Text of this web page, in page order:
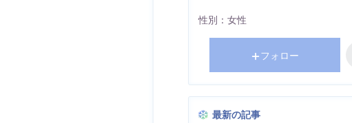
性別： 女性
フォロー
最新の記事